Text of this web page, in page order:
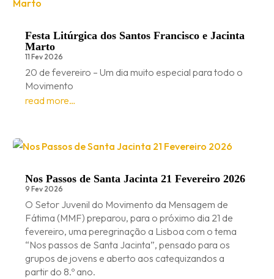
Festa Litúrgica dos Santos Francisco e Jacinta
Marto
11 Fev 2026
20 de fevereiro – Um dia muito especial para todo o
Movimento
read more…
Nos Passos de Santa Jacinta 21 Fevereiro 2026
9 Fev 2026
O Setor Juvenil do Movimento da Mensagem de
Fátima (MMF) preparou, para o próximo dia 21 de
fevereiro, uma peregrinação a Lisboa com o tema
“Nos passos de Santa Jacinta”, pensado para os
grupos de jovens e aberto aos catequizandos a
partir do 8.º ano.